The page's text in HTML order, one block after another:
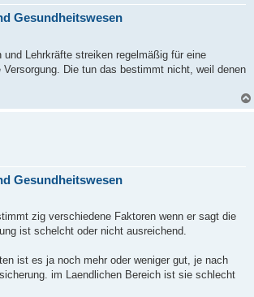
Gesundheitswesen
und Lehrkräfte streiken regelmäßig für eine
Die tun das bestimmt nicht, weil denen
Gesundheitswesen
zig verschiedene Faktoren wenn er sagt die
ist schelcht oder nicht ausreichend.
ist es ja noch mehr oder weniger gut, je nach
im Laendlichen Bereich ist sie schlecht